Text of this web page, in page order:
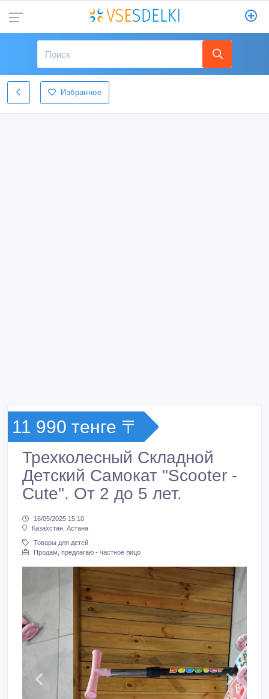
Избранное
11 990 тенге 〒
Трехколесный Складной
Детский Самокат "Scooter -
Cute". От 2 до 5 лет.
16/05/2025 15:10
Казахстан, Астана
Товары для детей
Продам, предлагаю - частное лицо